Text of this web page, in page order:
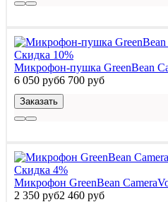
Скидка 10%
Микрофон-пушка GreenBean
6 050 руб6 700 руб
Заказать
Скидка 4%
Микрофон GreenBean
2 350 руб2 460 руб